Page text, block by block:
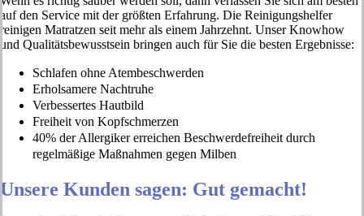
auf den Service mit der größten Erfahrung. Die Reinigungshelfer
reinigen Matratzen seit mehr als einem Jahrzehnt. Unser Knowhow
und Qualitätsbewusstsein bringen auch für Sie die besten Ergebnisse:
Schlafen ohne Atembeschwerden
Erholsamere Nachtruhe
Verbessertes Hautbild
Freiheit von Kopfschmerzen
40% der Allergiker erreichen Beschwerdefreiheit durch
regelmäßige Maßnahmen gegen Milben
Unsere Kunden sagen: Gut gemacht!